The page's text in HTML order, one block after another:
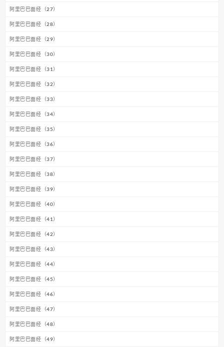
阿里巴巴面经（27）
阿里巴巴面经（28）
阿里巴巴面经（29）
阿里巴巴面经（30）
阿里巴巴面经（31）
阿里巴巴面经（32）
阿里巴巴面经（33）
阿里巴巴面经（34）
阿里巴巴面经（35）
阿里巴巴面经（36）
阿里巴巴面经（37）
阿里巴巴面经（38）
阿里巴巴面经（39）
阿里巴巴面经（40）
阿里巴巴面经（41）
阿里巴巴面经（42）
阿里巴巴面经（43）
阿里巴巴面经（44）
阿里巴巴面经（45）
阿里巴巴面经（46）
阿里巴巴面经（47）
阿里巴巴面经（48）
阿里巴巴面经（49）